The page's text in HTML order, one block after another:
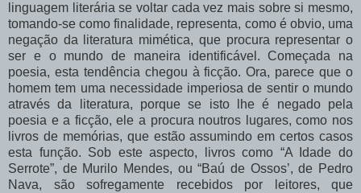
linguagem literária se voltar cada vez mais sobre si mesmo,
tomando-se como finalidade, representa, como é obvio, uma
negação da literatura mimética, que procura representar o
ser e o mundo de maneira identificável. Começada na
poesia, esta tendência chegou à ficção. Ora, parece que o
homem tem uma necessidade imperiosa de sentir o mundo
através da literatura, porque se isto lhe é negado pela
poesia e a ficção, ele a procura noutros lugares, como nos
livros de memórias, que estão assumindo em certos casos
esta função. Sob este aspecto, livros como “A Idade do
Serrote”, de Murilo Mendes, ou “Baú de Ossos’, de Pedro
Nava, são sofregamente recebidos por leitores, que